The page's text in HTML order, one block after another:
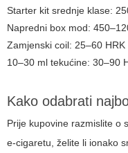
Starter kit srednje klase:
Napredni box mod:
Zamjenski coil: 25–60
10–30 ml tekućine: 30–90
Kako odabrati
Prije kupovine razmislite o
e-cigaretu, želite li ionako